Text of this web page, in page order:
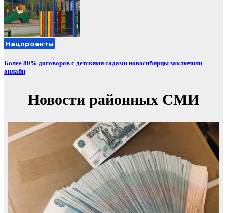
Нацпроекты
Более 80% договоров с детскими садами новосибирцы заключили
онлайн